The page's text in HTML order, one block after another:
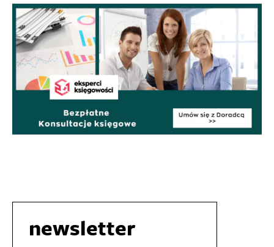
newsletter